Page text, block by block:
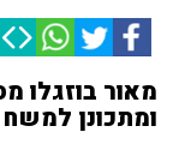
מאור בוזגלו
ומתכונן